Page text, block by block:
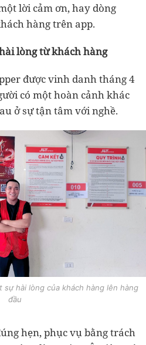
lời cảm ơn, hay dòng
hàng trên app.
lòng từ khách hàng
được vinh danh tháng 4
có một hoàn cảnh khác
ở sự tận tâm với nghề.
sự hài lòng của khách hàng lên hàng
đầu
hẹn, phục vụ bằng trách